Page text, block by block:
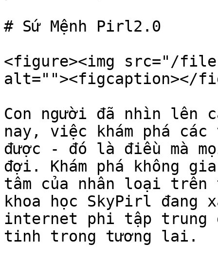
# Sứ Mệnh Pirl2.0
<figure><img src="/files/
alt=""><figcaption></
Con người đã nhìn lên
nay, việc khám phá
được - đó là điều mà
đợi. Khám phá không
tâm của nhân loại trên
khoa học SkyPirl đang
internet phi tập trung
tinh trong tương lai.